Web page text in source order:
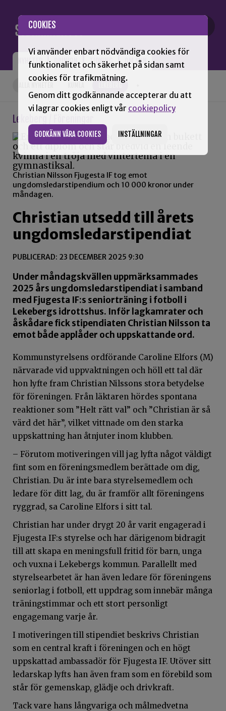
COOKIES
Vi använder enbart nödvändiga cookies för
funktionalitet och säkerhet på sidan samt
cookies för trafikmätning.
Genom ditt godkännande accepterar du att
vi lagrar cookies enligt vår cookiepolicy
GODKÄNN VÅRA COOKIES INSTÄLLNINGAR
NYHETER OPINION TIDNING OM SNN
LEKEBERG
Lekeberg / Föreningar
Christian Nilsson Fjugesta IF tog emot
ungdomsledarstipendium och 10 000 kronor under
måndagen.
Christian utsedd till årets
ungdomsledarstipendiat
PUBLICERAD: 23 DECEMBER 2025 9:30
Under måndagskvällen uppmärksammades
2025 års ungdomsledarstipendiat i samband
med Fjugesta IF:s seniorträning i fotboll i
Lekebergs idrottshus. Inför lagkamrater och
åskådare fick stipendiaten Christian Nilsson ta
emot både applåder och uppskattande ord.
Kommunstyrelsens ordförande Caroline Elfors (M)
närvarade vid uppvaktningen och höll ett tal där
hon lyfte fram Christian Nilssons stora betydelse
för föreningen. Från läktaren hördes spontana
reaktioner som ”Helt rätt val” och ”Christian är så
värd det här”, vilket vittnade om den starka
uppskattning han åtnjuter inom klubben.
– Förutom motiveringen vill jag lyfta något väldigt
fint som en föreningsmedlem berättade om dig,
Christian. Du är inte bara styrelsemedlem och
ledare för ditt lag, du är framför allt föreningens
ryggrad, sa Caroline Elfors i sitt tal.
Christian har under drygt 20 år varit engagerad i
Fjugesta IF:s styrelse och har därigenom bidragit
till att skapa en meningsfull fritid för barn, unga
och vuxna i Lekebergs kommun. Parallellt med
styrelsearbetet är han även ledare för föreningens
seniorlag i fotboll, ett uppdrag som innebär många
träningstimmar och ett stort personligt
engagemang varje år.
I motiveringen till stipendiet beskrivs Christian
som en central kraft i föreningen och en högt
uppskattad ambassadör för Fjugesta IF. Utöver sitt
ledarskap lyfts han även fram som en förebild som
står för gemenskap, glädje och drivkraft.
Tack vare hans långvariga och målmedvetna